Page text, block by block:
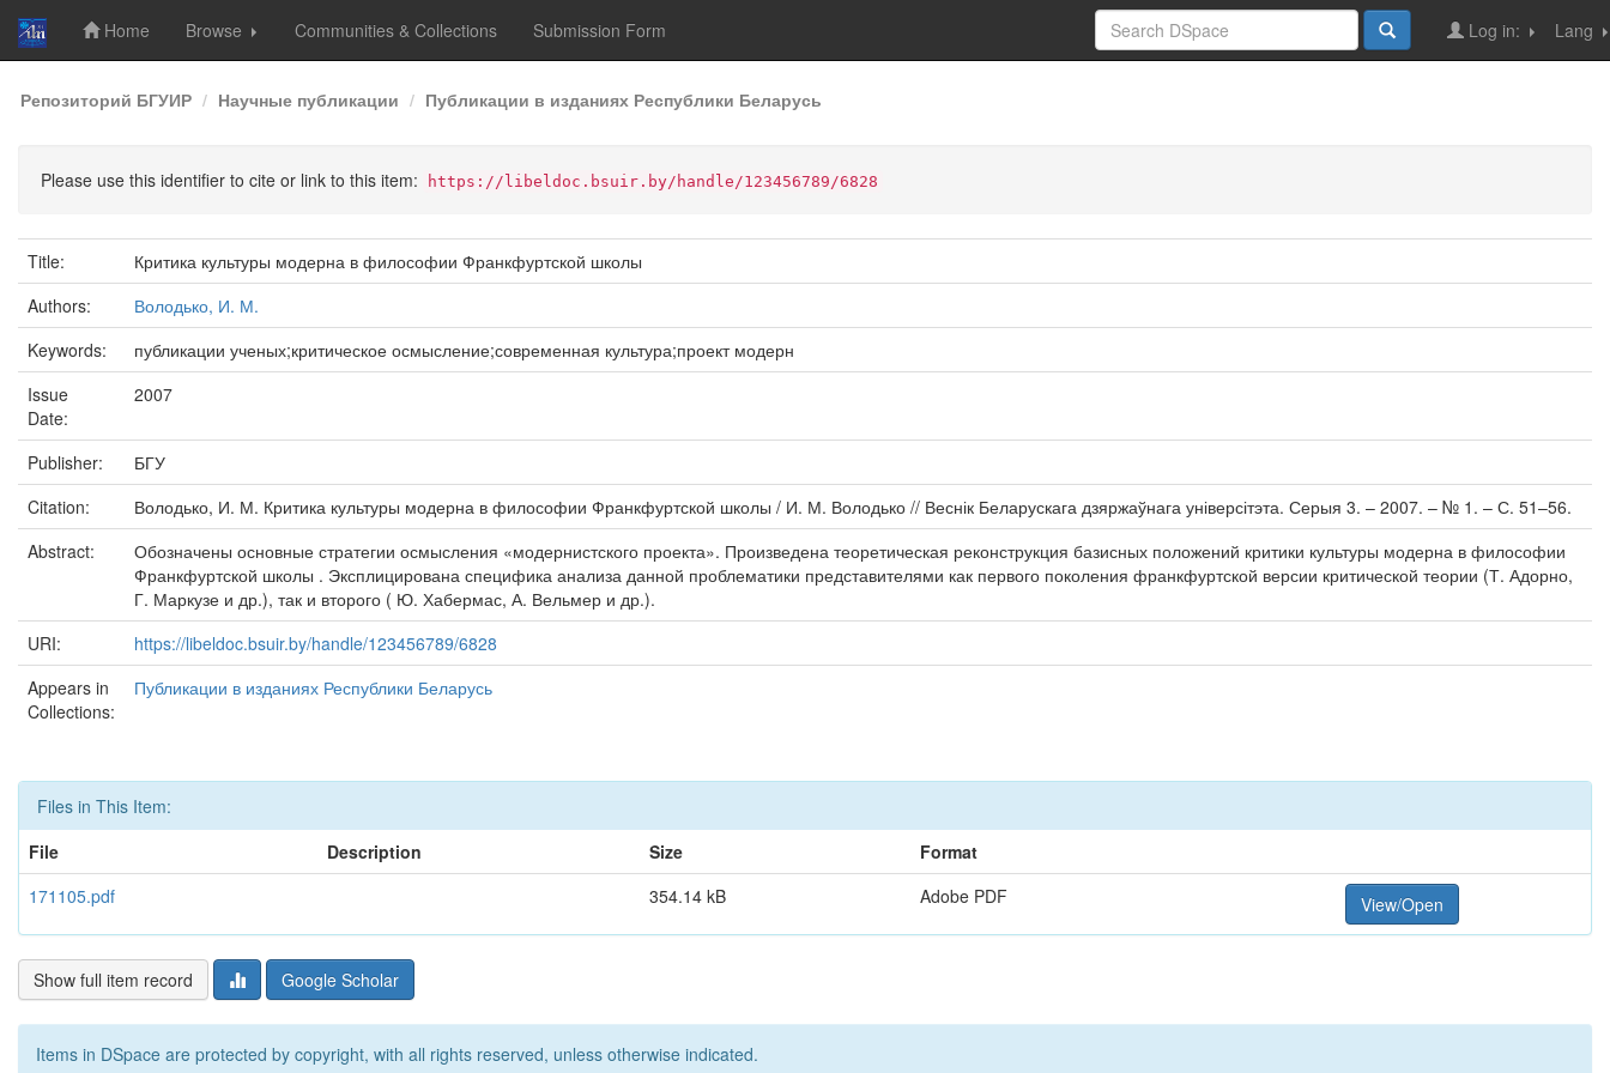
Skip
navigation
Home Browse Communities & Collections Submission Form Lang
Log in:
Репозиторий БГУИР Научные публикации Публикации в изданиях Республики Беларусь
Please use this identifier to cite or link to this item: https://libeldoc.bsuir.by/handle/123456789/6828
Title:
Критика культуры модерна в философии Франкфуртской школы
Authors:
Володько, И. М.
Keywords:
публикации ученых;критическое осмысление;современная культура;проект модерн
Issue
Date:
2007
Publisher:
БГУ
Citation:
Володько, И. М. Критика культуры модерна в философии Франкфуртской школы / И. М. Володько // Веснік Беларускага дзяржаўнага універсітэта. Серыя 3. – 2007. – № 1. – С. 51–56.
Abstract:
Обозначены основные стратегии осмысления «модернистского проекта». Произведена теоретическая реконструкция базисных положений критики культуры модерна в философии
Франкфуртской школы . Эксплицирована специфика анализа данной проблематики представителями как первого поколения франкфуртской версии критической теории (Т. Адорно,
Г. Маркузе и др.), так и второго ( Ю. Хабермас, А. Вельмер и др.).
URI:
https://libeldoc.bsuir.by/handle/123456789/6828
Appears in
Collections:
Публикации в изданиях Республики Беларусь
Files in This Item:
File
Description Size
Format
171105.pdf
354.14 kB Adobe PDF View/Open
Show full item record Google Scholar
Items in DSpace are protected by copyright, with all rights reserved, unless otherwise indicated.